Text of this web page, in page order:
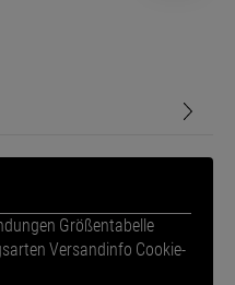
Größentabelle
Versandinfo Cookie-